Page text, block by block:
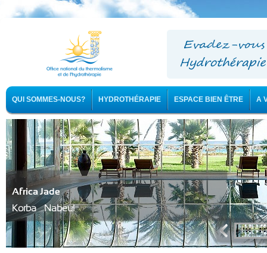
QUI SOMMES-NOUS? HYDROTHÉRAPIE ESPACE BIEN ÊTRE A
Africa Jade
Korba - Nabeul